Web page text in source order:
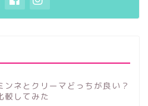
ンネとクリーマどっちが良い？
較してみた